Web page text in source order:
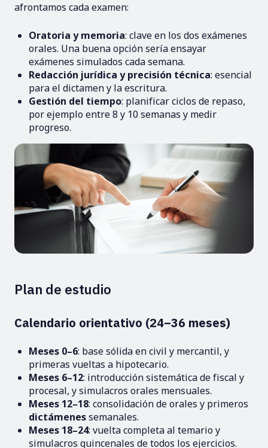
afrontamos cada examen:
Oratoria y memoria: clave en los dos exámenes
orales. Una buena opción sería ensayar
exámenes simulados cada semana.
Redacción jurídica y precisión técnica: esencial
para el dictamen y la escritura.
Gestión del tiempo: planificar ciclos de repaso,
por ejemplo entre 8 y 10 semanas y medir
progreso.
Plan de estudio
Calendario orientativo (24–36 meses)
Meses 0–6: base sólida en civil y mercantil, y
primeras vueltas a hipotecario.
Meses 6–12: introducción sistemática de fiscal y
procesal, y simulacros orales mensuales.
Meses 12–18: consolidación de orales y primeros
dictámenessemanales.
Meses 18–24: vuelta completa al temario y
simulacros quincenales de todos los ejercicios.